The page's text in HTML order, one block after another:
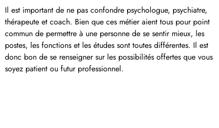
Il est important de ne pas confondre psychologue, psychiatre,
thérapeute et coach. Bien que ces métier aient tous pour point
commun de permettre à une personne de se sentir mieux, les
postes, les fonctions et les études sont toutes différentes. Il est
donc bon de se renseigner sur les possibilités offertes que vous
soyez patient ou futur professionnel.